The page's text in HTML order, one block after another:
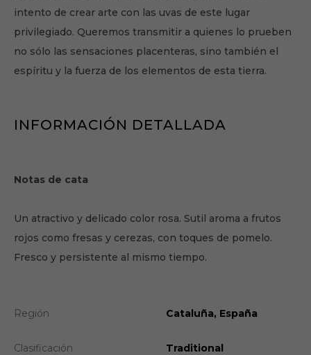
intento de crear arte con las uvas de este lugar
privilegiado. Queremos transmitir a quienes lo prueben
no sólo las sensaciones placenteras, sino también el
espíritu y la fuerza de los elementos de esta tierra.
INFORMACIÓN DETALLADA
Notas de cata
Un atractivo y delicado color rosa. Sutil aroma a frutos
rojos como fresas y cerezas, con toques de pomelo.
Fresco y persistente al mismo tiempo.
Región Cataluña, España
Clasificación Traditional